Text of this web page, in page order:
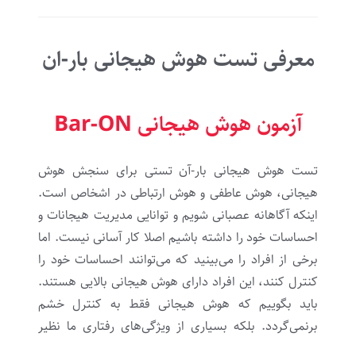
معرفی تست هوش هیجانی بار-ان
آزمون هوش هیجانی Bar-ON
تست هوش هیجانی بار-آن تستی برای سنجش هوش
هیجانی، هوش عاطفی و هوش ارتباطی در اشخاص است.
اینکه آگاهانه عصبانی شویم و توانایی مدیریت هیجانات و
احساسات خود را داشته باشیم اصلا کار آسانی نیست. اما
برخی از افراد را می‌بینید که می‌توانند احساسات خود را
کنترل کنند، این افراد دارای هوش هیجانی بالایی هستند.
باید بگوییم که هوش هیجانی فقط به کنترل خشم
برنمی‌گردد. بلکه بسیاری از ویژگی‌های رفتاری ما نظیر